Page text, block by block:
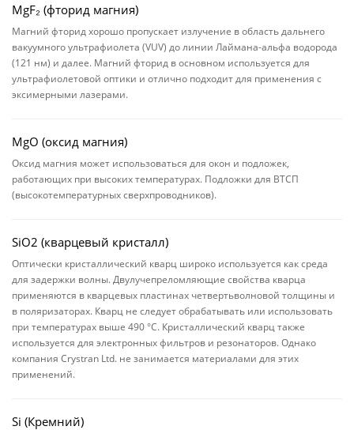
MgF₂ (фторид магния)
Магний фторид хорошо пропускает излучение в область дальнего
вакуумного ультрафиолета (VUV) до линии Лаймана-альфа водорода
(121 нм) и далее. Магний фторид в основном используется для
ультрафиолетовой оптики и отлично подходит для применения с
эксимерными лазерами.
MgO (оксид магния)
Оксид магния может использоваться для окон и подложек,
работающих при высоких температурах. Подложки для ВТСП
(высокотемпературных сверхпроводников).
SiO2 (кварцевый кристалл)
Оптически кристаллический кварц широко используется как среда
для задержки волны. Двулучепреломляющие свойства кварца
применяются в кварцевых пластинах четвертьволновой толщины и
в поляризаторах. Кварц не следует обрабатывать или использовать
при температурах выше 490 °C. Кристаллический кварц также
используется для электронных фильтров и резонаторов. Однако
компания Crystran Ltd. не занимается материалами для этих
применений.
Si (Кремний)